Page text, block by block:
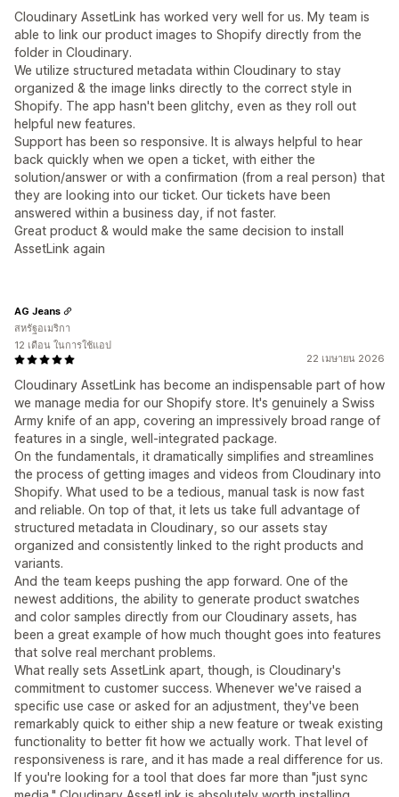
Cloudinary AssetLink has worked very well for us. My team is
able to link our product images to Shopify directly from the
folder in Cloudinary.
We utilize structured metadata within Cloudinary to stay
organized & the image links directly to the correct style in
Shopify. The app hasn't been glitchy, even as they roll out
helpful new features.
Support has been so responsive. It is always helpful to hear
back quickly when we open a ticket, with either the
solution/answer or with a confirmation (from a real person) that
they are looking into our ticket. Our tickets have been
answered within a business day, if not faster.
Great product & would make the same decision to install
AssetLink again
22 เมษายน 2026
Cloudinary AssetLink has become an indispensable part of how
we manage media for our Shopify store. It's genuinely a Swiss
Army knife of an app, covering an impressively broad range of
features in a single, well-integrated package.
On the fundamentals, it dramatically simplifies and streamlines
the process of getting images and videos from Cloudinary into
Shopify. What used to be a tedious, manual task is now fast
and reliable. On top of that, it lets us take full advantage of
structured metadata in Cloudinary, so our assets stay
organized and consistently linked to the right products and
variants.
And the team keeps pushing the app forward. One of the
newest additions, the ability to generate product swatches
and color samples directly from our Cloudinary assets, has
been a great example of how much thought goes into features
that solve real merchant problems.
What really sets AssetLink apart, though, is Cloudinary's
commitment to customer success. Whenever we've raised a
specific use case or asked for an adjustment, they've been
remarkably quick to either ship a new feature or tweak existing
functionality to better fit how we actually work. That level of
responsiveness is rare, and it has made a real difference for us.
If you're looking for a tool that does far more than "just sync
AG Jeans
สหรัฐอเมริกา
12 เดือน ในการใช้แอป